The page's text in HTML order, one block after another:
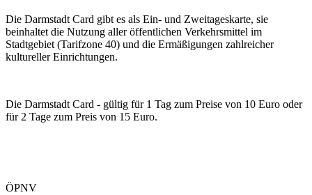
Die Darmstadt Card gibt es als Ein- und Zweitageskarte, sie
beinhaltet die Nutzung aller öffentlichen Verkehrsmittel im
Stadtgebiet (Tarifzone 40) und die Ermäßigungen zahlreicher
kultureller Einrichtungen.
Die Darmstadt Card - gültig für 1 Tag zum Preise von 10 Euro oder
für 2 Tage zum Preis von 15 Euro.
ÖPNV